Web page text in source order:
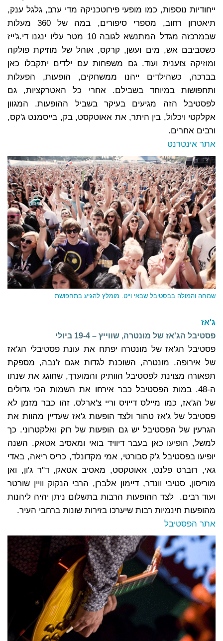
ייחודיות נוספות, כמו מופעי פירוטכניקה מדי ערב, גלגל ענק,
תיאטרון רחוב, מספרי סיפורים, במה של 360 מעלות
שבמרכזה מגדל המתנשא לגובה 10 מטר עליו ינגנו די.ג'ייז
כשסביבם אש, מים ועשן, קרקס, אוהל של מוזיקת פולקה
ומוזיקה צוענית ועוד. גם משפחות עם ילדים יתקבלו כאן
בברכה, כשהילדים ייהנו ממשחקים, הופעות, הפעלות
ותחפושות במיוחד בשבילם. אחרי כל האטרקציות, גם
לפסטיבל הזה מגיעים בעיקר בשביל ההופעות. המגוון
אקלקטי ויכלול, בין היתר, את אאוטקסט, בק, בייסמנט ג'קס,
ורבים אחרים.
אתר אינטרנט
שמחה והמולה בבסטיבל שבאי וייט. מומלץ להגיע בתחפושת
ג'אז
פסטיבל הג'אז של מונטרה, שווייץ – 19-4 ביולי
פסטיבל הג'אז של מונטרה יפתח את עונת פסטיבלי הג'אז
של אירופה. מונטרה, השוכנת לגדות אגם ז'נבה, מספקת
תפאורה מצוינת לפסטיבל הוותיק והמוערך, שחוגג את שנתו
ה-48. במות הפסטיבל כבר אירחו את השמות הכי גדולים
של הג'אז, כמו מיילס דייויס וריי צ'ארלס. זהו כבר מזמן לא
פסטיבל של ג'אז טהור ולצד הופעות ג'אז שעדיין מהוות את
הגרעין של הפסטיבל יש גם הופעות של רוק ואלקטרוני. כך
למשל, הופיעו כאן בעבר דיוויד בואי ומאסיב אטאק. השנה
יופיעו בפסטיבל ג'ק סבורטי, אמי מקדונלד, כריס ריאה, באדי
גאי, רוברט פלנט, אאוטקסט, מאסיב אטאק, ד"ר ג'ון, ואן
מוריסון, סטיבי וונדר, דיימון אלברן, הרבי הנקוק וויין שורטר
ועוד רבים.
לצד ההופעות הרבות בתשלום ניתן יהיה ליהנות
מהופעות חינמיות רבות שיערכו בזירות שונות ברחבי העיר.
אתר הפסטיבל